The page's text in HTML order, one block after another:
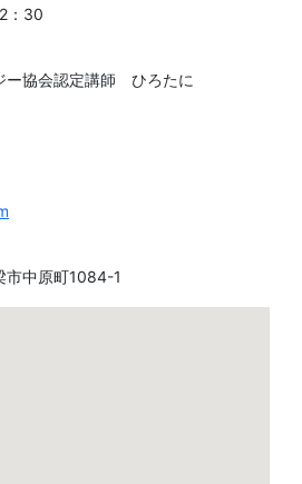
：30
ー協会認定講師 ひろたに
中原町1084-1